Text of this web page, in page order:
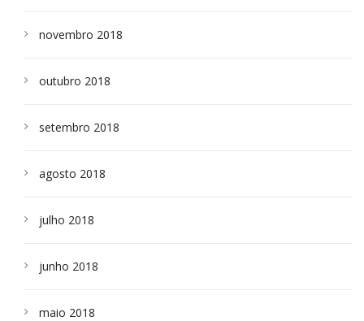
novembro 2018
outubro 2018
setembro 2018
agosto 2018
julho 2018
junho 2018
maio 2018